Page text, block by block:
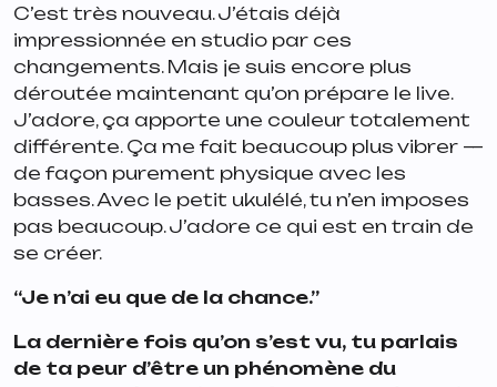
C’est très nouveau. J’étais déjà
impressionnée en studio par ces
changements. Mais je suis encore plus
déroutée maintenant qu’on prépare le live.
J’adore, ça apporte une couleur totalement
différente. Ça me fait beaucoup plus vibrer —
de façon purement physique avec les
basses. Avec le petit ukulélé, tu n’en imposes
pas beaucoup. J’adore ce qui est en train de
se créer.
“Je n’ai eu que de la chance.”
La dernière fois qu’on s’est vu, tu parlais
de ta peur d’être un phénomène du